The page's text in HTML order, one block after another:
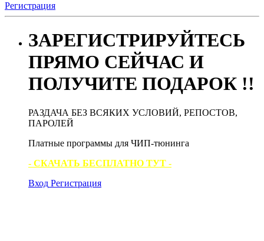
Регистрация
ЗАРЕГИСТРИРУЙТЕСЬ
ПРЯМО СЕЙЧАС И
ПОЛУЧИТЕ ПОДАРОК !!
РАЗДАЧА БЕЗ ВСЯКИХ УСЛОВИЙ, РЕПОСТОВ,
ПАРОЛЕЙ
Платные программы для ЧИП-тюнинга
- СКАЧАТЬ БЕСПЛАТНО ТУТ -
Вход Регистрация